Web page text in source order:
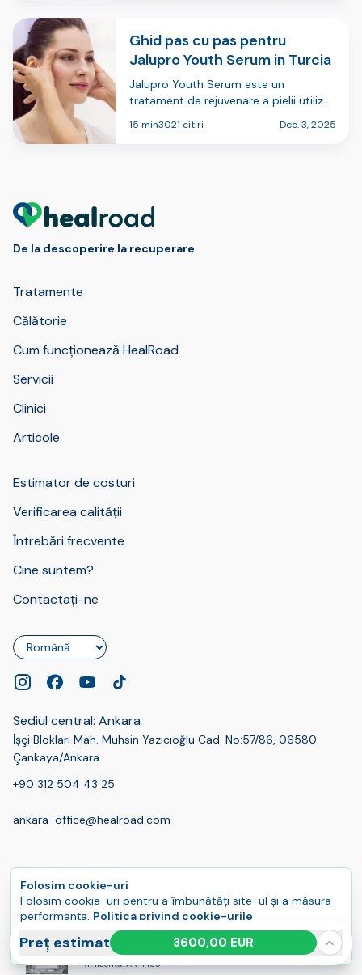
Preț estimat 3600,00 EUR
persoane iau …
Ghid pas cu pas pentru
Jalupro Youth Serum in Turcia
Jalupro Youth Serum este un
tratament de rejuvenare a pielii utilizat
imbunatati hidratarea, elasticitatea si
15 min3021 citiri Dec. 3, 2025
Folosim cookie-uri
Folosim cookie-uri pentru a îmbunătăți site-ul și a măsura
performanța. Politica privind cookie-urile
Acceptă tot
Gestionează
De la descoperire la recuperare
Tratamente
Călătorie
Cum funcționează HealRoad
Servicii
Clinici
Articole
Estimator de costuri
Verificarea calității
Întrebări frecvente
Cine suntem?
Contactați-ne
Limbă
Sediul central: Ankara
İşçi Blokları Mah. Muhsin Yazıcıoğlu Cad. No:57/86, 06580
Çankaya/Ankara
+90 312 504 43 25
ankara-office@healroad.com
Agenție înregistrată TÜRSAB
Nr. licență: 18203
Autorizat pentru turism de sănătate
Nr. licență: AK-1435